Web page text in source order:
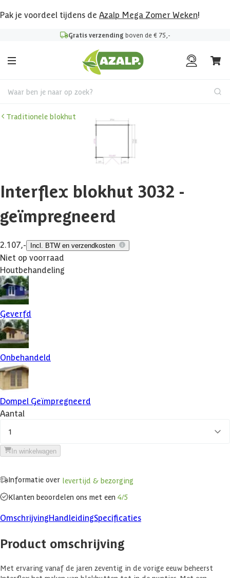
Pak je voordeel tijdens de Azalp Mega Zomer Weken!
Gratis verzending boven de € 75,-
Waar ben je naar op zoek?
Traditionele blokhut
Interflex blokhut 3032 -
geïmpregneerd
2.107,- Incl. BTW en verzendkosten
Niet op voorraad
Houtbehandeling
Geverfd
Onbehandeld
Dompel Geïmpregneerd
Aantal
1
In winkelwagen
Informatie over levertijd & bezorging
Klanten beoordelen ons met een 4/5
OmschrijvingHandleidingSpecificaties
Product omschrijving
Met ervaring vanaf de jaren zeventig in de vorige eeuw beheerst